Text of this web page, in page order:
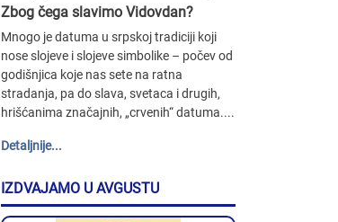
Zbog čega slavimo Vidovdan?
Mnogo je datuma u srpskoj tradiciji koji
nose slojeve i slojeve simbolike – počev od
godišnjica koje nas sete na ratna
stradanja, pa do slava, svetaca i drugih,
hrišćanima značajnih, „crvenih“ datuma....
Detaljnije...
IZDVAJAMO U AVGUSTU